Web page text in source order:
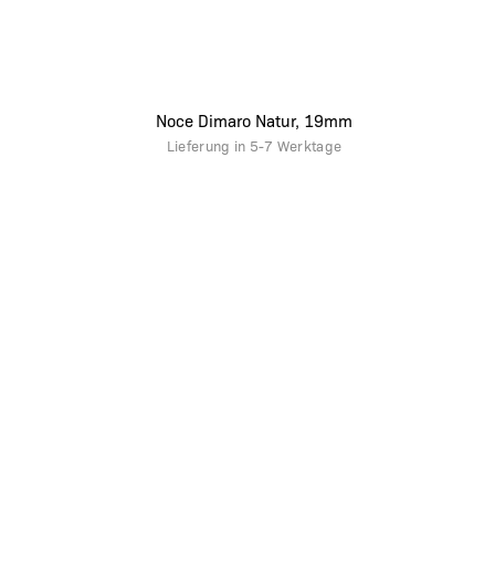
Noce Dimaro Natur, 19mm
Lieferung in 5-7 Werktage